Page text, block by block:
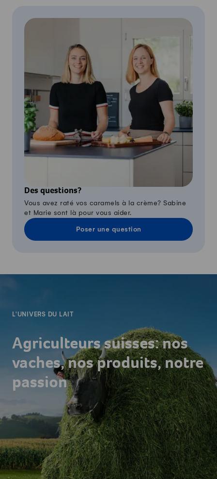
Des questions?
Vous avez raté vos caramels à la crème? Sabine
et Marie sont là pour vous aider.
Poser une question
L'UNIVERS DU LAIT
Agriculteurs suisses: nos
vaches, nos produits, notre
passion